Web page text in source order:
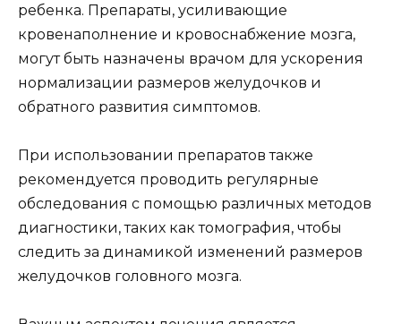
ребенка. Препараты, усиливающие
кровенаполнение и кровоснабжение мозга,
могут быть назначены врачом для ускорения
нормализации размеров желудочков и
обратного развития симптомов.
При использовании препаратов также
рекомендуется проводить регулярные
обследования с помощью различных методов
диагностики, таких как томография, чтобы
следить за динамикой изменений размеров
желудочков головного мозга.